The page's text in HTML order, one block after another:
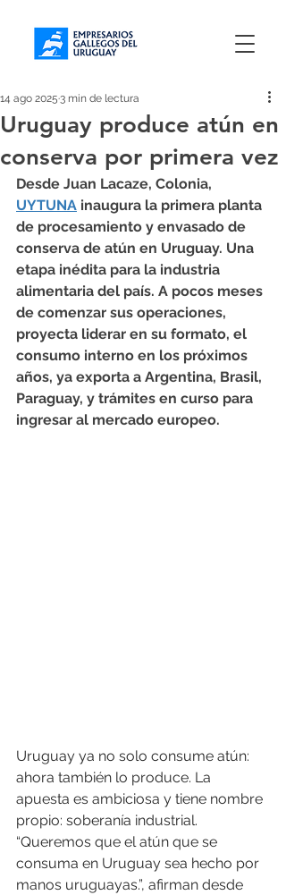
Uruguay produce atún en
conserva por primera vez
14 ago 2025 3 min de lectura
Desde Juan Lacaze, Colonia,
UYTUNA inaugura la primera planta
de procesamiento y envasado de
conserva de atún en Uruguay. Una
etapa inédita para la industria
alimentaria del país. A pocos meses
de comenzar sus operaciones,
proyecta liderar en su formato, el
consumo interno en los próximos
años, ya exporta a Argentina, Brasil,
Paraguay, y trámites en curso para
ingresar al mercado europeo.
Uruguay ya no solo consume atún:
ahora también lo produce. La
apuesta es ambiciosa y tiene nombre
propio: soberanía industrial.
“Queremos que el atún que se
consuma en Uruguay sea hecho por
manos uruguayas.”, afirman desde